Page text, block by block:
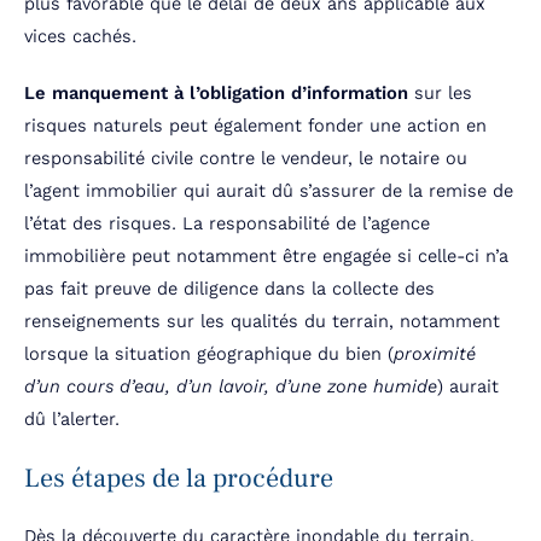
vices cachés.
Le manquement à l’obligation d’information sur les
risques naturels peut également fonder une action en
responsabilité civile contre le vendeur, le notaire ou
l’agent immobilier qui aurait dû s’assurer de la remise de
l’état des risques. La responsabilité de l’agence
immobilière peut notamment être engagée si celle-ci n’a
pas fait preuve de diligence dans la collecte des
renseignements sur les qualités du terrain, notamment
lorsque la situation géographique du bien (proximité
d’un cours d’eau, d’un lavoir, d’une zone humide) aurait
dû l’alerter.
Les étapes de la procédure
Dès la découverte du caractère inondable du terrain,